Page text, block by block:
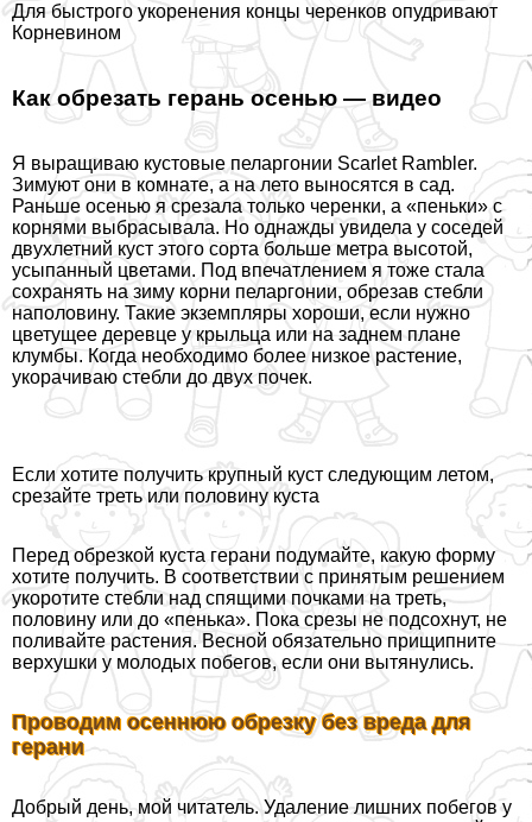
Для быстрого укоренения концы черенков опудривают
Корневином
Как обрезать герань осенью — видео
Я выращиваю кустовые пеларгонии Scarlet Rambler.
Зимуют они в комнате, а на лето выносятся в сад.
Раньше осенью я срезала только черенки, а «пеньки» с
корнями выбрасывала. Но однажды увидела у соседей
двухлетний куст этого сорта больше метра высотой,
усыпанный цветами. Под впечатлением я тоже стала
сохранять на зиму корни пеларгонии, обрезав стeбли
наполовину. Такие экземпляры хороши, если нужно
цветущее деревце у крыльца или на заднем плане
клумбы. Когда необходимо более низкое растение,
укорачиваю стeбли до двух почек.
Если хотите получить крупный куст следующим летом,
срезайте треть или половину куста
Перед обрезкой куста герани подумайте, какую форму
хотите получить. В соответствии с принятым решением
укоротите стeбли над спящими почками на треть,
половину или до «пенька». Пока срезы не подсохнут, не
поливайте растения. Весной обязательно прищипните
верхушки у молодых побегов, если они вытянулись.
Проводим осеннюю обрезку без вреда для
герани
Добрый день, мой читатель. Удаление лишних побегов у